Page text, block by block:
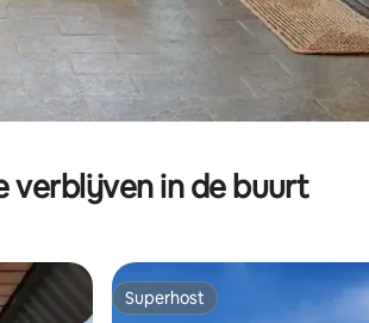
verblijven in de buurt
Superhost
Superhost